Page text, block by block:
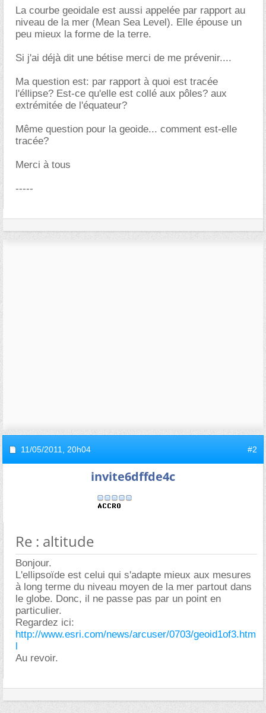
La courbe geoidale est aussi appelée par rapport au
niveau de la mer (Mean Sea Level). Elle épouse un
peu mieux la forme de la terre.
Si j'ai déjà dit une bétise merci de me prévenir....
Ma question est: par rapport à quoi est tracée
l'éllipse? Est-ce qu'elle est collé aux pôles? aux
extrémitée de l'équateur?
Même question pour la geoide... comment est-elle
tracée?
Merci à tous
-----
11/05/2011, 20h04 #2
invite6dffde4c
Re : altitude
Bonjour.
L'ellipsoïde est celui qui s'adapte mieux aux mesures
à long terme du niveau moyen de la mer partout dans
le globe. Donc, il ne passe pas par un point en
particulier.
Regardez ici:
http://www.esri.com/news/arcuser/0703/geoid1of3.htm
l
Au revoir.